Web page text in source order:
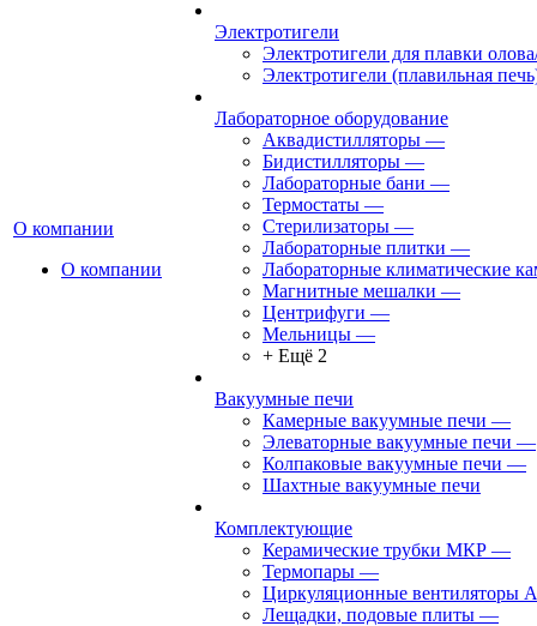
О компании
О компании
Электротигели
Электротигели для плавки
Электротигели (плавильная
Лабораторное оборудование
Аквадистилляторы —
Бидистилляторы —
Лабораторные бани —
Термостаты —
Стерилизаторы —
Лабораторные плитки —
Лабораторные климатические
Магнитные мешалки —
Центрифуги —
Мельницы —
+ Ещё 2
Вакуумные печи
Камерные вакуумные печи —
Элеваторные вакуумные печи —
Колпаковые вакуумные печи —
Шахтные вакуумные печи
Комплектующие
Керамические трубки МКР —
Термопары —
Циркуляционные вентиляторы
Лещадки, подовые плиты —